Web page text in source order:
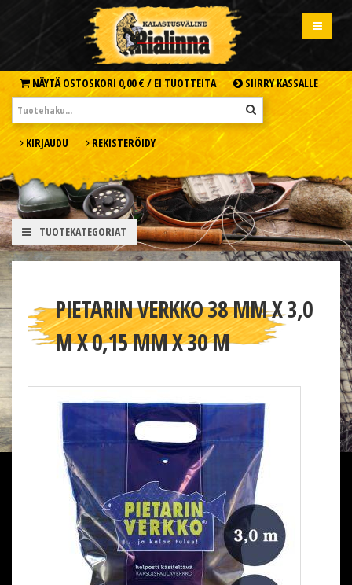
NÄYTÄ OSTOSKORI 0,00 € / EI TUOTTEITA SIIRRY KASSALLE
KIRJAUDU REKISTERÖIDY
TUOTEKATEGORIAT
PIETARIN VERKKO 38 MM X 3,0
M X 0,15 MM X 30 M